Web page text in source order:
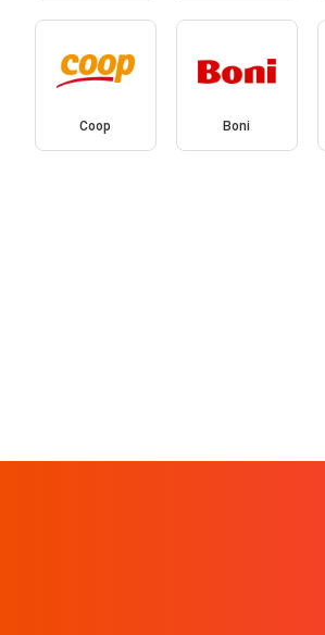
Coop Boni